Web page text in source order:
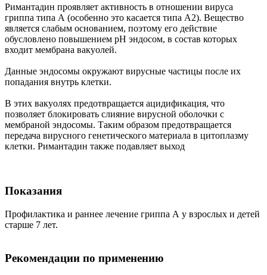
Римантадин проявляет активность в отношении вируса
гриппа типа А (особенно это касается типа А2). Вещество
является слабым основанием, поэтому его действие
обусловлено повышением рН эндосом, в состав которых
входит мембрана вакуолей.
Данные эндосомы окружают вирусные частицы после их
попадания внутрь клетки.
В этих вакуолях предотвращается ацидификация, что
позволяет блокировать слияние вирусной оболочки с
мембраной эндосомы. Таким образом предотвращается
передача вирусного генетического материала в цитоплазму
клетки. Римантадин также подавляет выход
Показания
Профилактика и раннее лечение гриппа А у взрослых и детей
старше 7 лет.
Рекомендации по применению